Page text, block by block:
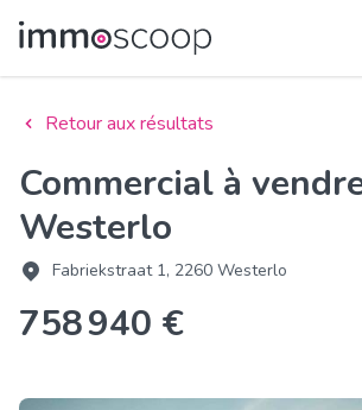
Retour aux résultats
Commercial à vendre à
Westerlo
Fabriekstraat 1, 2260 Westerlo
758 940 €